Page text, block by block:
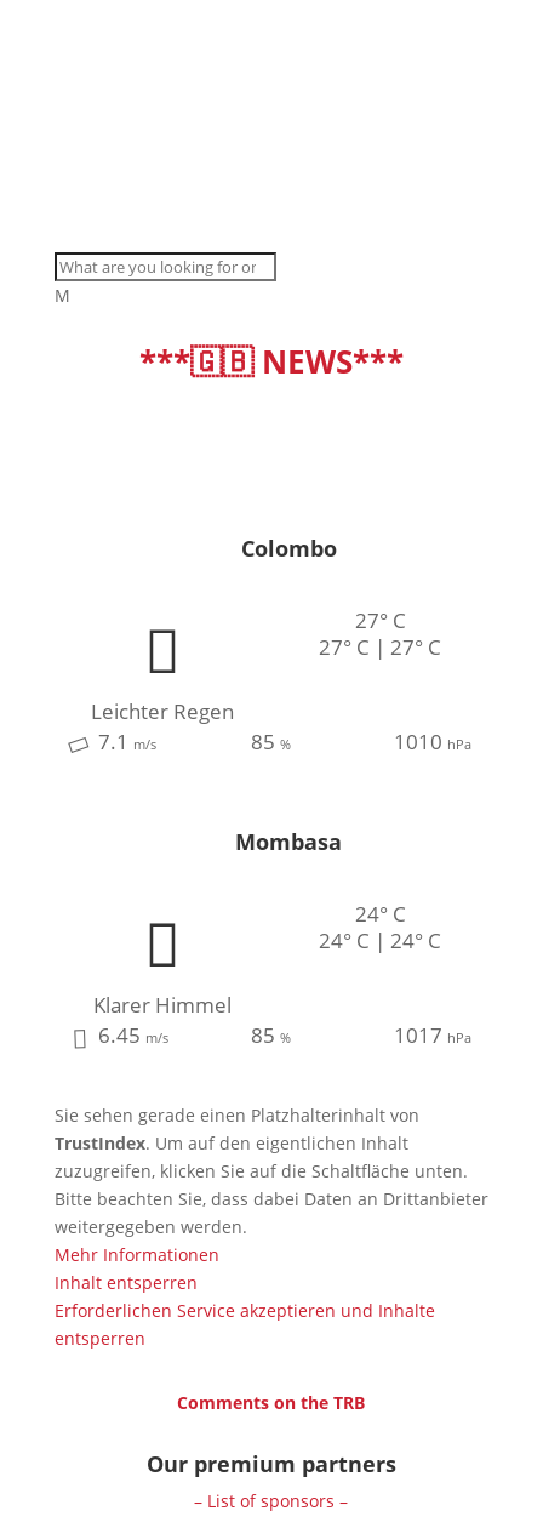
M
***🇬🇧 NEWS***
Colombo
Leichter Regen
27° C
27° C | 27° C
7.1 m/s 85% 1010 hPa
Mombasa
Klarer Himmel
24° C
24° C | 24° C
6.45 m/s 85% 1017 hPa
Sie sehen gerade einen Platzhalterinhalt von
TrustIndex. Um auf den eigentlichen Inhalt
zuzugreifen, klicken Sie auf die Schaltfläche unten.
Bitte beachten Sie, dass dabei Daten an Drittanbieter
weitergegeben werden.
Mehr Informationen
Inhalt entsperren
Erforderlichen Service akzeptieren und Inhalte
entsperren
Comments on the TRB
Our premium partners
– List of sponsors –